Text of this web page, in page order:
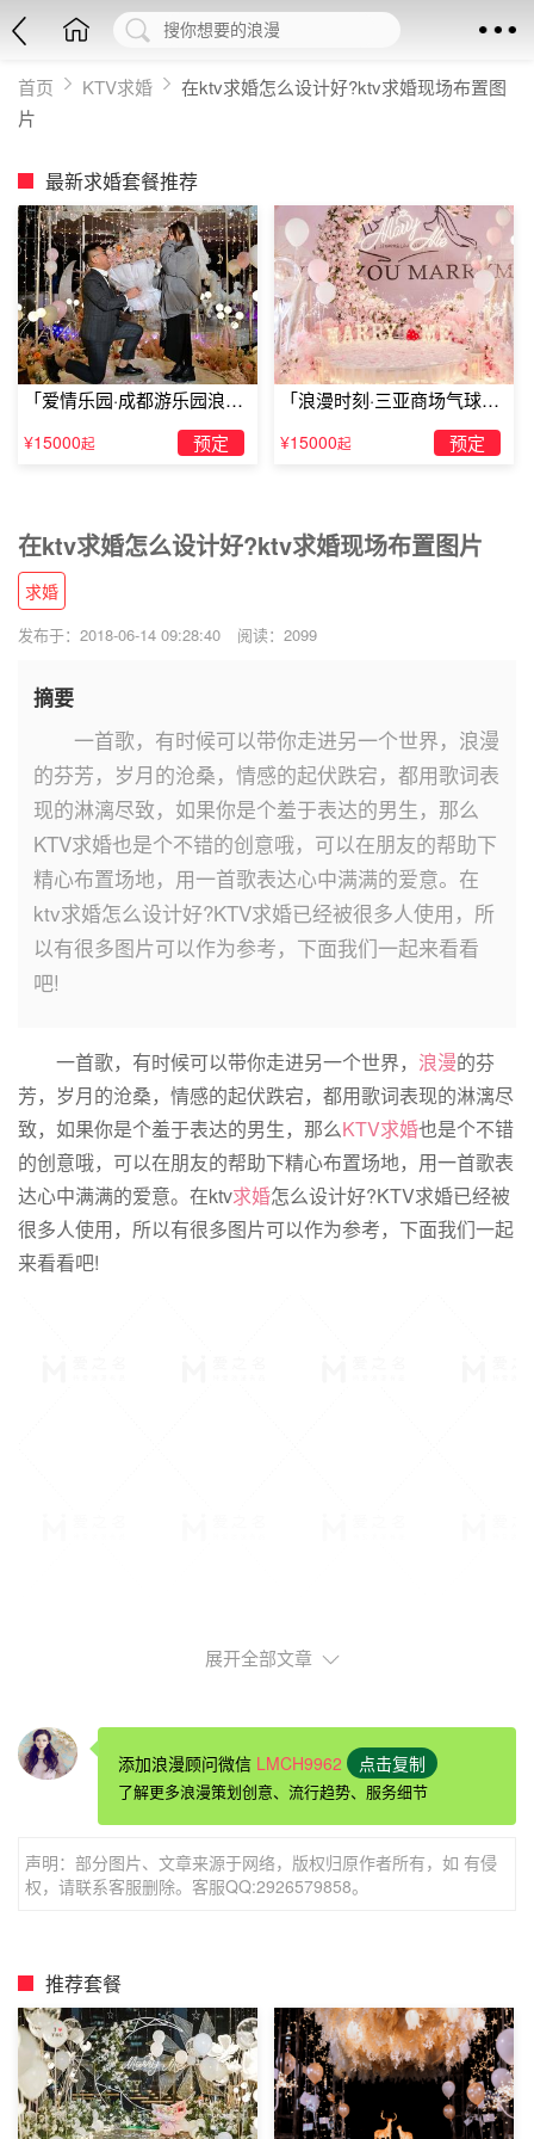
首页 KTV求婚
在ktv求婚怎么设计好?ktv求婚现场布置图
片
最新求婚套餐推荐
「爱情乐园·成都游乐园浪漫
求婚」
¥15000起 预定
「浪漫时刻·三亚商场气球雨
惊喜求婚」
¥15000起 预定
在ktv求婚怎么设计好?ktv求婚现场布置图片
求婚
发布于：2018-06-14 09:28:40 阅读：2099
摘要
一首歌，有时候可以带你走进另一个世界，浪漫
的芬芳，岁月的沧桑，情感的起伏跌宕，都用歌词表
现的淋漓尽致，如果你是个羞于表达的男生，那么
KTV求婚也是个不错的创意哦，可以在朋友的帮助下
精心布置场地，用一首歌表达心中满满的爱意。在
ktv求婚怎么设计好?KTV求婚已经被很多人使用，所
以有很多图片可以作为参考，下面我们一起来看看
吧!
一首歌，有时候可以带你走进另一个世界， 浪漫的芬
芳，岁月的沧桑，情感的起伏跌宕，都用歌词表现的淋漓尽
致，如果你是个羞于表达的男生，那么KTV求婚也是个不错
的创意哦，可以在朋友的帮助下精心布置场地，用一首歌表
达心中满满的爱意。在ktv求婚怎么设计好?KTV求婚已经被
很多人使用，所以有很多图片可以作为参考，下面我们一起
来看看吧!
ktv求婚：照片时光墙
在KTV的通道上有早已准备好的照片时光隧道，每张照
边。照片时光隧道采用倒序的形式。(倒序是未来美好的生
活，同时不让对方一开始就猜出你的目的;由无色的画面进
一张张幸福素描画、再是一张张幸福的水彩画、最后是一张
张真实的照片。在女友感动、回忆甜蜜过往的时候顺势求
婚，相信效果是不错的。
展开全部文章
添加浪漫顾问微信 LMCH9962 点击复制
了解更多浪漫策划创意、流行趋势、服务细节
声明：部分图片、文章来源于网络，版权归原作者所有，如 有侵
权，请联系客服删除。客服QQ:2926579858。
推荐套餐